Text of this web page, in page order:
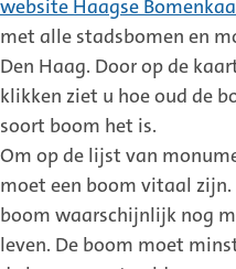
website Haagse
met alle stadsbomen en
Den Haag. Door op de
klikken ziet u hoe oud de
soort boom het is.
Om op de lijst van
moet een boom vitaal
boom waarschijnlijk nog
leven. De boom moet